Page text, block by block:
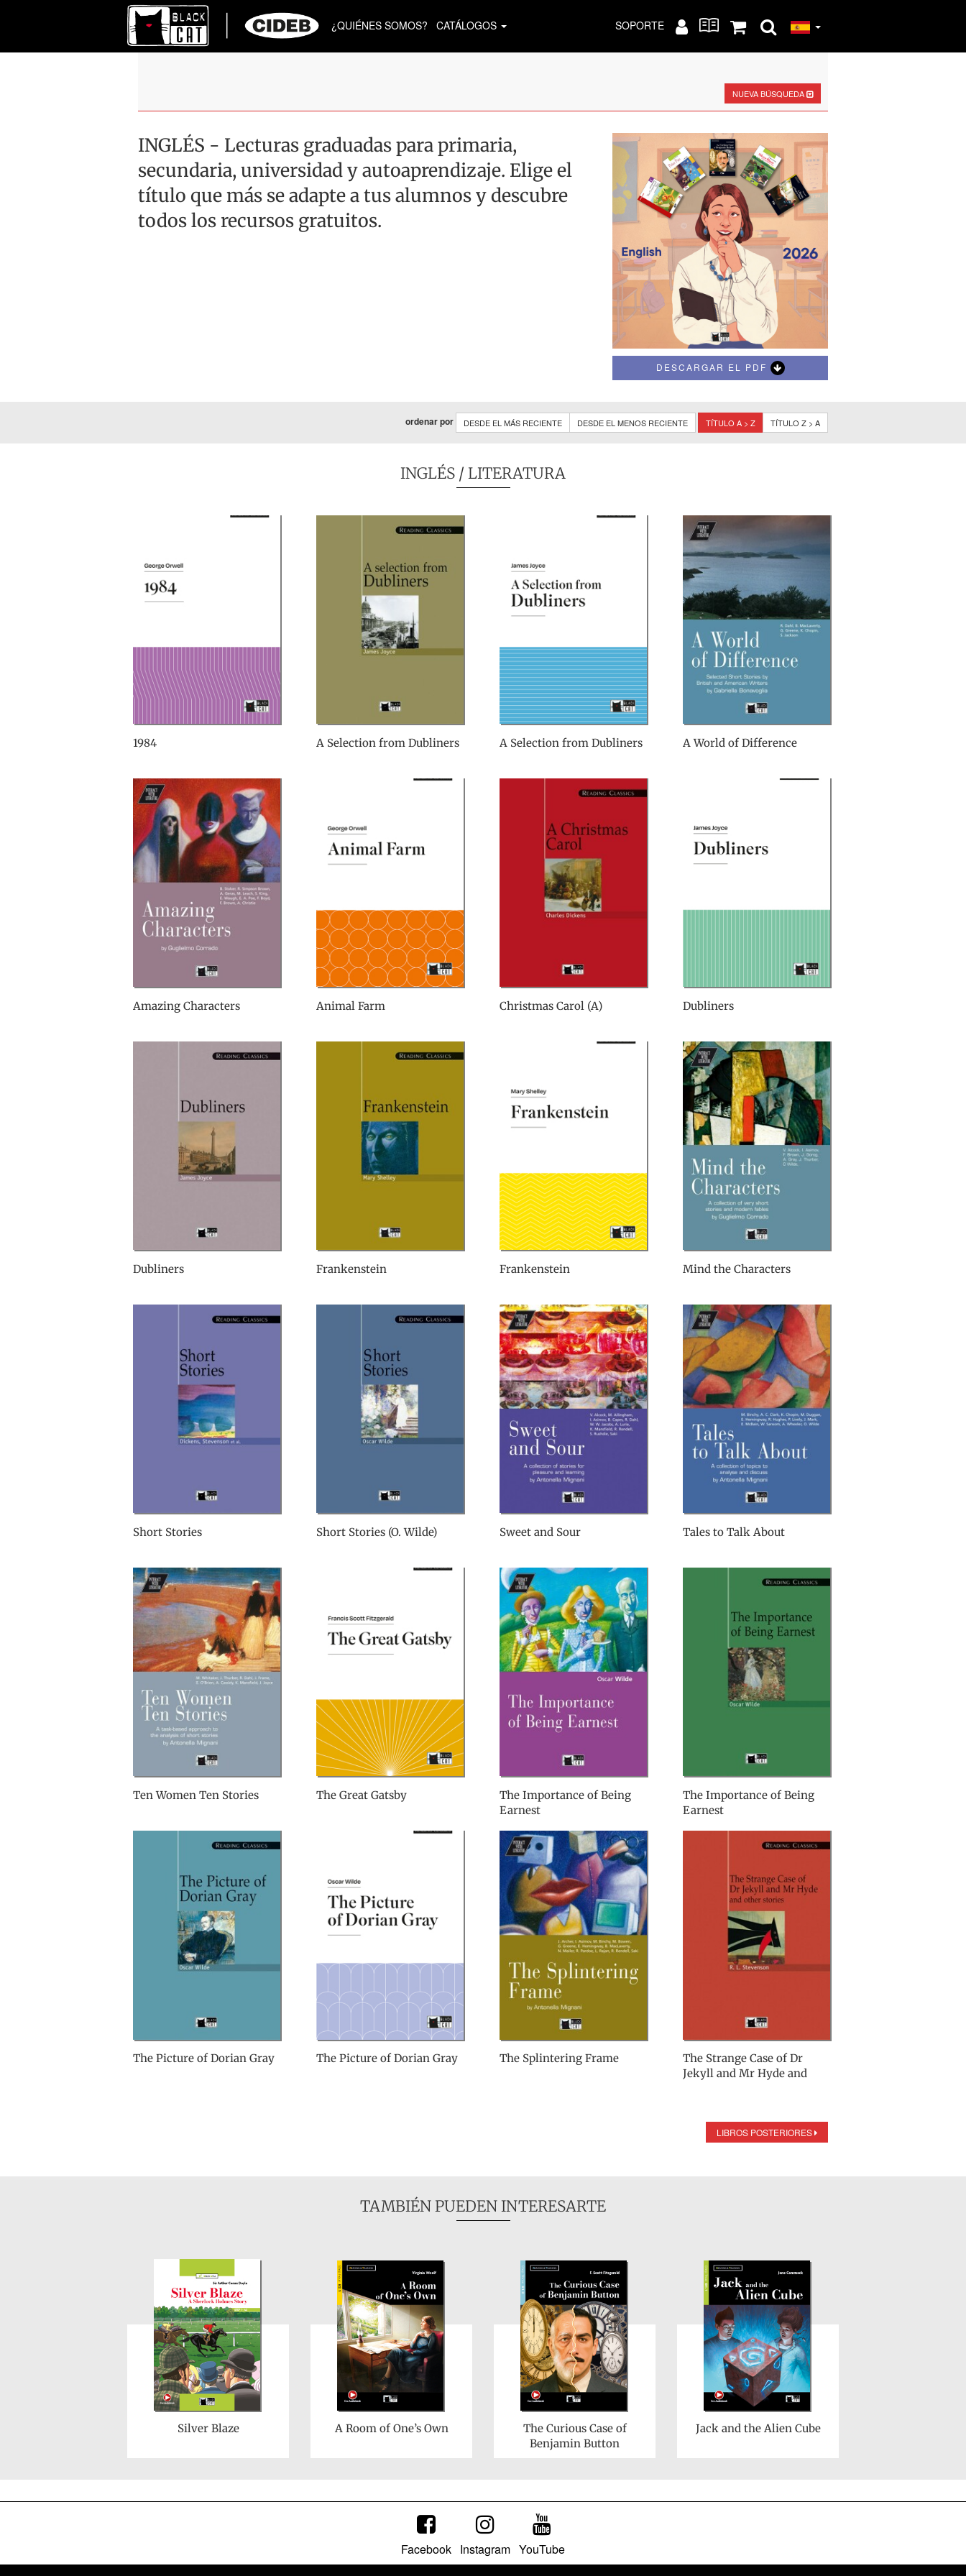
¿QUIÉNES SOMOS? CATÁLOGOS SOPORTE
NUEVA BÚSQUEDA
INGLÉS - Lecturas graduadas para primaria,
secundaria, universidad y autoaprendizaje. Elige el
título que más se adapte a tus alumnos y descubre
todos los recursos gratuitos.
DESCARGAR EL PDF
ordenar por DESDE EL MÁS RECIENTE DESDE EL MENOS RECIENTE TÍTULO A > Z TÍTULO Z > A
INGLÉS / LITERATURA
1984 A Selection from Dubliners A Selection from Dubliners A World of Difference
Amazing Characters Animal Farm Christmas Carol (A) Dubliners
Dubliners Frankenstein Frankenstein Mind the Characters
Short Stories Short Stories (O. Wilde) Sweet and Sour Tales to Talk About
Ten Women Ten Stories The Great Gatsby
The Importance of Being
Earnest
The Importance of Being
Earnest
The Picture of Dorian Gray The Picture of Dorian Gray The Splintering Frame
The Strange Case of Dr
Jekyll and Mr Hyde and
LIBROS POSTERIORES
TAMBIÉN PUEDEN INTERESARTE
Silver Blaze A Room of One’s Own
The Curious Case of
Benjamin Button
Jack and the Alien Cube
Facebook Instagram YouTube